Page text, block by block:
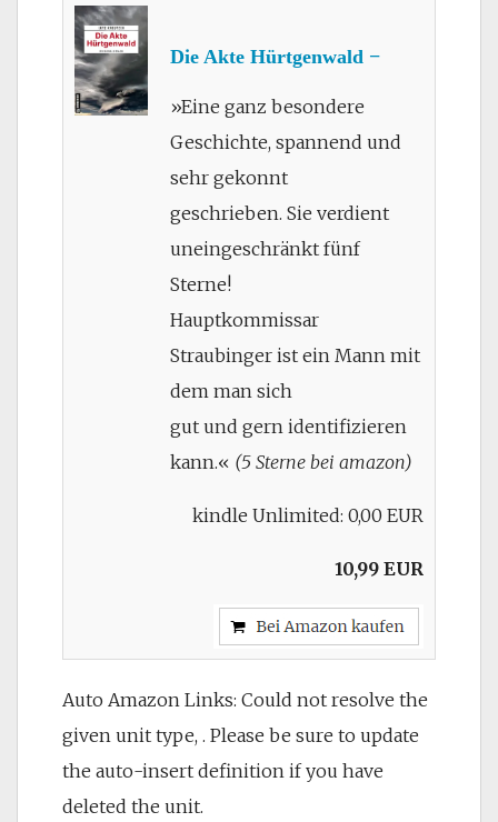
Die Akte Hürtgenwald −
»Eine ganz besondere
Geschichte, spannend und
sehr gekonnt
geschrieben. Sie verdient
uneingeschränkt fünf
Sterne!
Hauptkommissar
Straubinger ist ein Mann mit
dem man sich
gut und gern identifizieren
kann.« (5 Sterne bei amazon)
kindle Unlimited: 0,00 EUR
10,99 EUR
Auto Amazon Links: Could not resolve the
given unit type, . Please be sure to update
the auto-insert definition if you have
deleted the unit.